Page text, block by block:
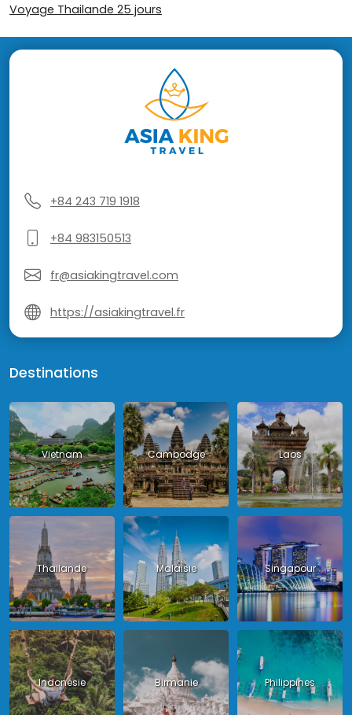
Voyage Thailande 25 jours
+84 243 719 1918
+84 983150513
fr@asiakingtravel.com
https://asiakingtravel.fr
Destinations
Vietnam Cambodge Laos
Thailande Malaisie Singapour
Indonésie Birmanie Philippines